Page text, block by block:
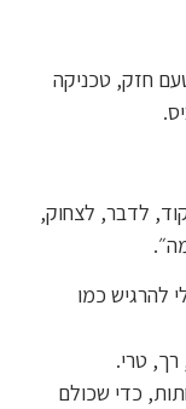
חזק, טכניקה
לדבר, לצחוק,
להרגיש כמו
רך, טרי.
כדי שכולם